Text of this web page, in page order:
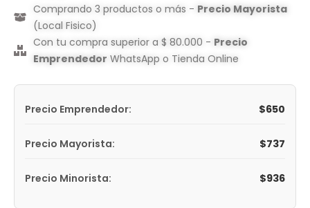
Comprando 3 productos o más - Precio Mayorista
(Local Fisico)
Con tu compra superior a $ 80.000 - Precio
Emprendedor WhatsApp o Tienda Online
Precio Emprendedor: $650
Precio Mayorista: $737
Precio Minorista: $936